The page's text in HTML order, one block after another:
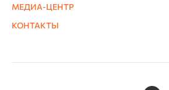
МЕДИА-ЦЕНТР
КОНТАКТЫ